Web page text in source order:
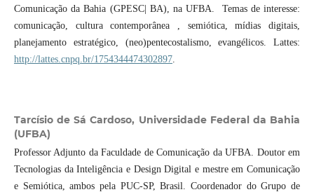
Comunicação da Bahia (GPESC| BA), na UFBA. Temas de interesse:
comunicação, cultura contemporânea , semiótica, mídias digitais,
planejamento estratégico, (neo)pentecostalismo, evangélicos. Lattes:
http://lattes.cnpq.br/1754344474302897.
Tarcísio de Sá Cardoso, Universidade Federal da Bahia
(UFBA)
Professor Adjunto da Faculdade de Comunicação da UFBA. Doutor em
Tecnologias da Inteligência e Design Digital e mestre em Comunicação
e Semiótica, ambos pela PUC-SP, Brasil. Coordenador do Grupo de